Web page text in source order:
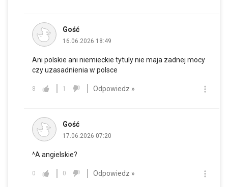
Gość
16.06.2026 18:49
Ani polskie ani niemieckie tytuly nie maja zadnej mocy
czy uzasadnienia w polsce
8 1 Odpowiedz »
Gość
17.06.2026 07:20
^A angielskie?
0 0 Odpowiedz »